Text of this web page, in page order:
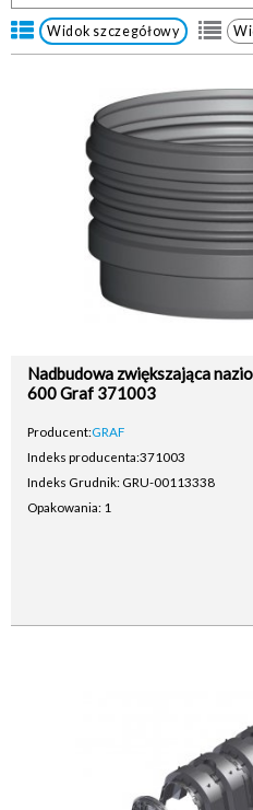
Widok szczegółowy
Nadbudowa zwiększająca
600 Graf 371003
Producent:GRAF
Indeks producenta:371003
Indeks Grudnik: GRU-00113338
Opakowania: 1